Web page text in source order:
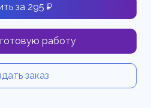
за 295 ₽
работу
заказ